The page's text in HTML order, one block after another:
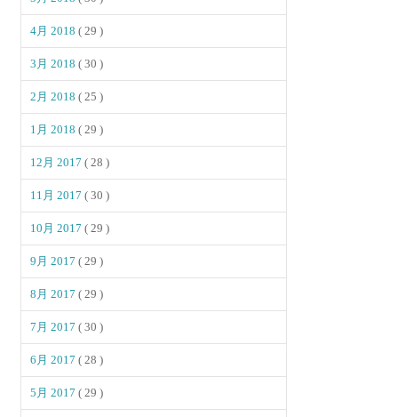
4月 2018( 29 )
3月 2018( 30 )
2月 2018( 25 )
1月 2018( 29 )
12月 2017( 28 )
11月 2017( 30 )
10月 2017( 29 )
9月 2017( 29 )
8月 2017( 29 )
7月 2017( 30 )
6月 2017( 28 )
5月 2017( 29 )